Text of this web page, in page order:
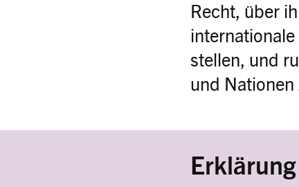
Recht, über
stellen, und
und Nationen
Erklärung